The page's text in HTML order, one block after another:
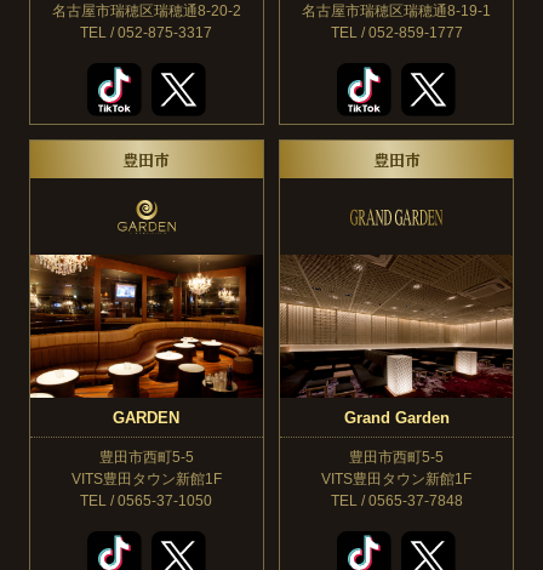
名古屋市瑞穂区瑞穂通8-20-2
TEL / 052-875-3317
名古屋市瑞穂区瑞穂通8-19-1
TEL / 052-859-1777
豊田市
GARDEN
豊田市西町5-5
VITS豊田タウン新館1F
TEL / 0565-37-1050
豊田市
Grand Garden
豊田市西町5-5
VITS豊田タウン新館1F
TEL / 0565-37-7848